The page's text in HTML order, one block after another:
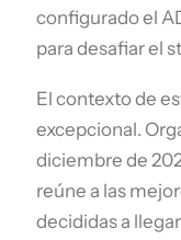
configurado el
para desafiar el
El contexto de
excepcional.
diciembre de
reúne a las
decididas a